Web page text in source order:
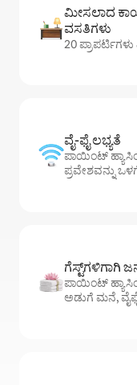
ಮೀಸಲಾದ
ವಸತಿಗಳು
20
ವೈ-ಫೈ ಲಭ್ಯತೆ
ಪಾಯಿಂಟ್
ಪ್ರವೇಶವನ್ನು
ಗೆಸ್ಟ್‌ಗಳಿಗಾಗಿ
ಪಾಯಿಂಟ್
ಅಡುಗೆ ಮನೆ,